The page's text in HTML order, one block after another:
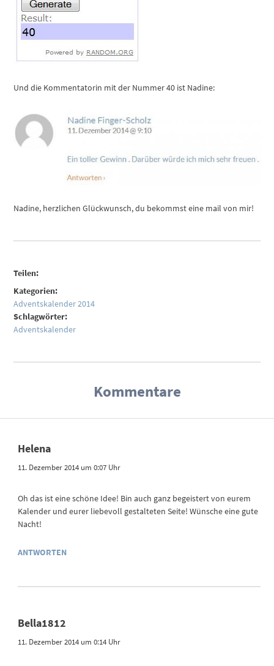
Und die Kommentatorin mit der Nummer 40 ist Nadine:
Nadine, herzlichen Glückwunsch, du bekommst eine mail von mir!
Teilen:
Kategorien:
Adventskalender 2014
Schlagwörter:
Adventskalender
Kommentare
Helena
11. Dezember 2014 um 0:07 Uhr
Oh das ist eine schöne Idee! Bin auch ganz begeistert von eurem
Kalender und eurer liebevoll gestalteten Seite! Wünsche eine gute
Nacht!
ANTWORTEN
Bella1812
11. Dezember 2014 um 0:14 Uhr